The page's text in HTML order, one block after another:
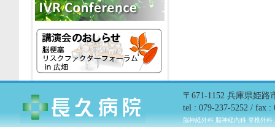
〒671-1152 兵庫県姫路
tel : 079-237-5252 / fax :
脳神経外科 脳神経内科 脊椎外